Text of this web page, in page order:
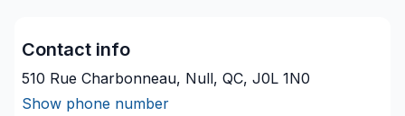
Contact info
510 Rue Charbonneau, Null, QC, J0L 1N0
Show phone number